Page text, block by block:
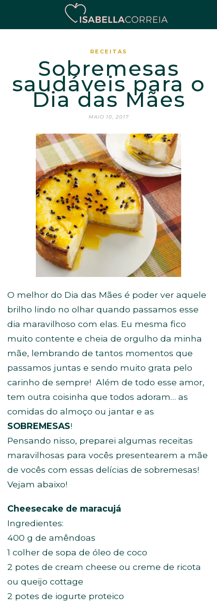
RECEITAS
Sobremesas
saudáveis para o
Dia das Mães
MAIO 10, 2017
O melhor do Dia das Mães é poder ver aquele
brilho lindo no olhar quando passamos esse
dia maravilhoso com elas. Eu mesma fico
muito contente e cheia de orgulho da minha
mãe, lembrando de tantos momentos que
passamos juntas e sendo muito grata pelo
carinho de sempre! Além de todo esse amor,
tem outra coisinha que todos adoram… as
comidas do almoço ou jantar e as
SOBREMESAS!
Pensando nisso, preparei algumas receitas
maravilhosas para vocês presentearem a mãe
de vocês com essas delícias de sobremesas!
Vejam abaixo!
Cheesecake de maracujá
Ingredientes:
400 g de amêndoas
1 colher de sopa de óleo de coco
2 potes de cream cheese ou creme de ricota
ou queijo cottage
2 potes de iogurte proteico